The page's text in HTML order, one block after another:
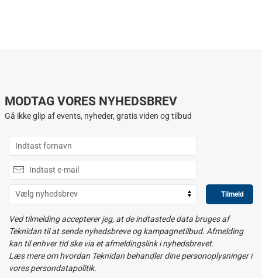
MODTAG VORES NYHEDSBREV
Gå ikke glip af events, nyheder, gratis viden og tilbud
Tilmeld
Ved tilmelding accepterer jeg, at de indtastede data bruges af
Teknidan til at sende nyhedsbreve og kampagnetilbud. Afmelding
kan til enhver tid ske via et afmeldingslink i nyhedsbrevet.
Læs mere om hvordan Teknidan behandler dine personoplysninger i
vores persondatapolitik.